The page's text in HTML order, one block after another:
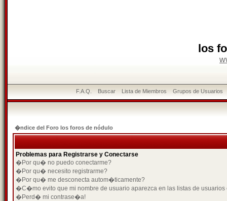
los
F.A.Q. Buscar Lista de Miembros Grupos de Usuarios
�ndice del Foro los foros de nódulo
Problemas para Registrarse y Conectarse
�Por qu� no puedo conectarme?
�Por qu� necesito registrarme?
�Por qu� me desconecta autom�ticamente?
�C�mo evito que mi nombre de usuario aparezca en las listas de usuarios
�Perd� mi contrase�a!